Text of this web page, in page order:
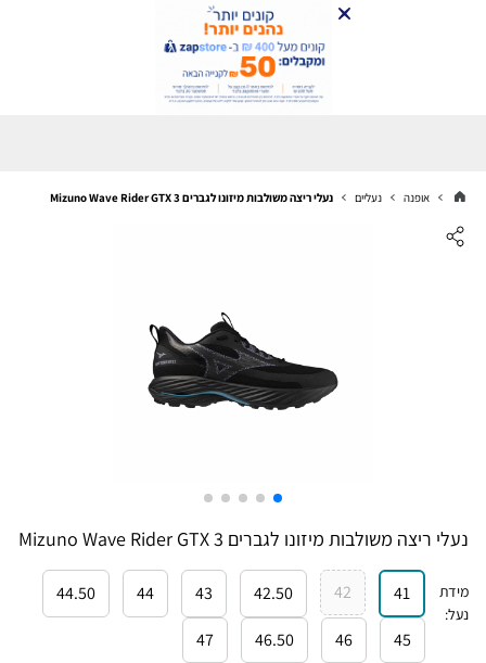
אופנה נעליים נעלי ריצה משולבות מיזונו לגברים Mizuno Wave Rider GTX 3
נעלי ריצה משולבות מיזונו לגברים Mizuno Wave Rider GTX 3
מידת
נעל:
41
42
42.50
43
44
44.50
45
46
46.50
47